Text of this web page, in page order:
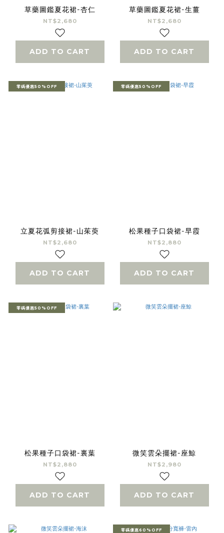
草藥圖鑑夏花裙-杏仁
NT$2,680
ADD TO CART
草藥圖鑑夏花裙-生薑
NT$2,680
ADD TO CART
零碼優惠50%OFF
立夏花弧剪接裙-山茱萸
NT$2,680
ADD TO CART
零碼優惠50%OFF
松果種子口袋裙-早霞
NT$2,880
ADD TO CART
零碼優惠50%OFF
松果種子口袋裙-裏葉
NT$2,880
ADD TO CART
微笑雲朵擺裙-座鯨
NT$2,980
ADD TO CART
零碼優惠60%OFF